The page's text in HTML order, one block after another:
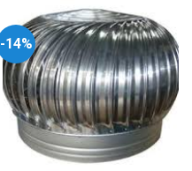
-14%